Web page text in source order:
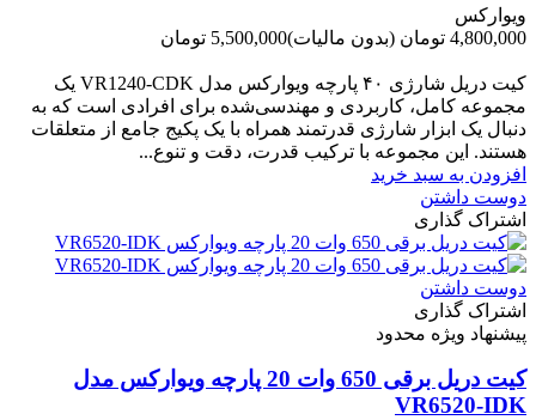
ویوارکس
4,800,000 تومان
(بدون مالیات)5,500,000 تومان
کیت دریل شارژی ۴۰ پارچه ویوارکس مدل VR1240‑CDK یک
مجموعه کامل، کاربردی و مهندسی‌شده برای افرادی است که به
دنبال یک ابزار شارژی قدرتمند همراه با یک پکیج جامع از متعلقات
هستند. این مجموعه با ترکیب قدرت، دقت و تنوع...
افزودن به سبد خرید
دوست داشتن
اشتراک گذاری
دوست داشتن
اشتراک گذاری
پیشنهاد ویژه محدود
کیت دریل برقی 650 وات 20 پارچه ویوارکس مدل
VR6520-IDK